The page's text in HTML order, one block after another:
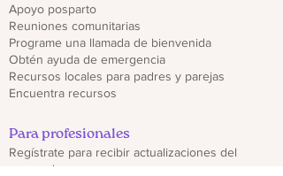
Apoyo posparto
Reuniones comunitarias
Programe una llamada de bienvenida
Obtén ayuda de emergencia
Recursos locales para padres y parejas
Encuentra recursos
Para profesionales
Regístrate para recibir actualizaciones del
proveedor